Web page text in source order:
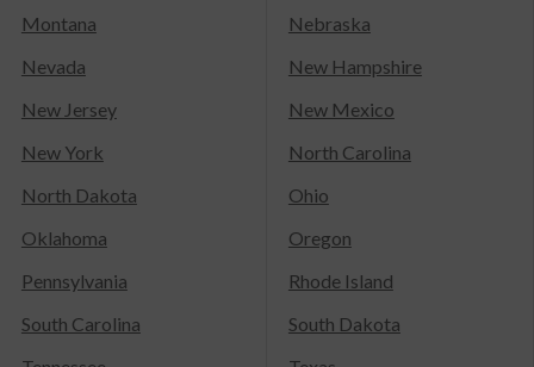
Montana
Nebraska
Nevada
New Hampshire
New Jersey
New Mexico
New York
North Carolina
North Dakota
Ohio
Oklahoma
Oregon
Pennsylvania
Rhode Island
South Carolina
South Dakota